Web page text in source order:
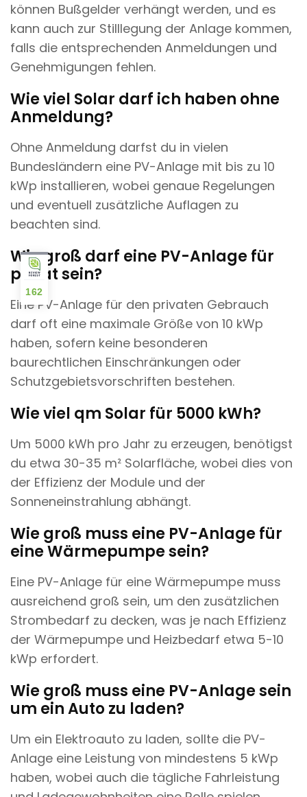
können Bußgelder verhängt werden, und es
kann auch zur Stilllegung der Anlage kommen,
falls die entsprechenden Anmeldungen und
Genehmigungen fehlen.
Wie viel Solar darf ich haben ohne
Anmeldung?
Ohne Anmeldung darfst du in vielen
Bundesländern eine PV-Anlage mit bis zu 10
kWp installieren, wobei genaue Regelungen
und eventuell zusätzliche Auflagen zu
beachten sind.
Wie groß darf eine PV-Anlage für
privat sein?
Eine PV-Anlage für den privaten Gebrauch
darf oft eine maximale Größe von 10 kWp
haben, sofern keine besonderen
baurechtlichen Einschränkungen oder
Schutzgebietsvorschriften bestehen.
Wie viel qm Solar für 5000 kWh?
Um 5000 kWh pro Jahr zu erzeugen, benötigst
du etwa 30-35 m² Solarfläche, wobei dies von
der Effizienz der Module und der
Sonneneinstrahlung abhängt.
Wie groß muss eine PV-Anlage für
eine Wärmepumpe sein?
Eine PV-Anlage für eine Wärmepumpe muss
ausreichend groß sein, um den zusätzlichen
Strombedarf zu decken, was je nach Effizienz
der Wärmepumpe und Heizbedarf etwa 5-10
kWp erfordert.
Wie groß muss eine PV-Anlage sein
um ein Auto zu laden?
Um ein Elektroauto zu laden, sollte die PV-
Anlage eine Leistung von mindestens 5 kWp
haben, wobei auch die tägliche Fahrleistung
162